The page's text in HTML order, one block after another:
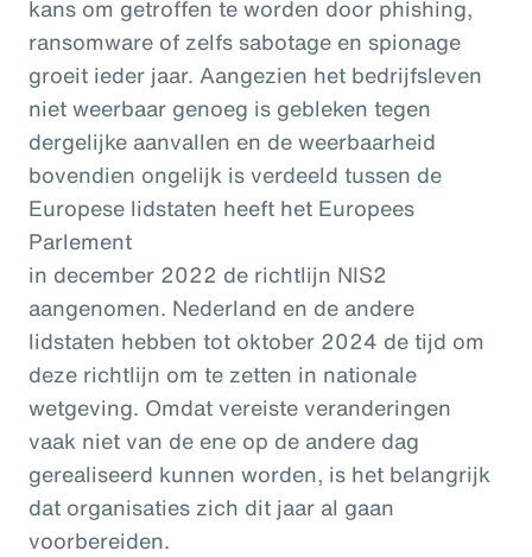
kans om getroffen te worden door phishing,
ransomware of zelfs sabotage en spionage
groeit ieder jaar. Aangezien het bedrijfsleven
niet weerbaar genoeg is gebleken tegen
dergelijke aanvallen en de weerbaarheid
bovendien ongelijk is verdeeld tussen de
Europese lidstaten heeft het Europees
Parlement
in december 2022 de richtlijn NIS2
aangenomen. Nederland en de andere
lidstaten hebben tot oktober 2024 de tijd om
deze richtlijn om te zetten in nationale
wetgeving. Omdat vereiste veranderingen
vaak niet van de ene op de andere dag
gerealiseerd kunnen worden, is het belangrijk
dat organisaties zich dit jaar al gaan
voorbereiden.